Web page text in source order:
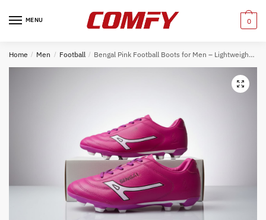
MENU 0
Home / Men / Football / Bengal Pink Football Boots for Men – Lightweight Soccer Cleats